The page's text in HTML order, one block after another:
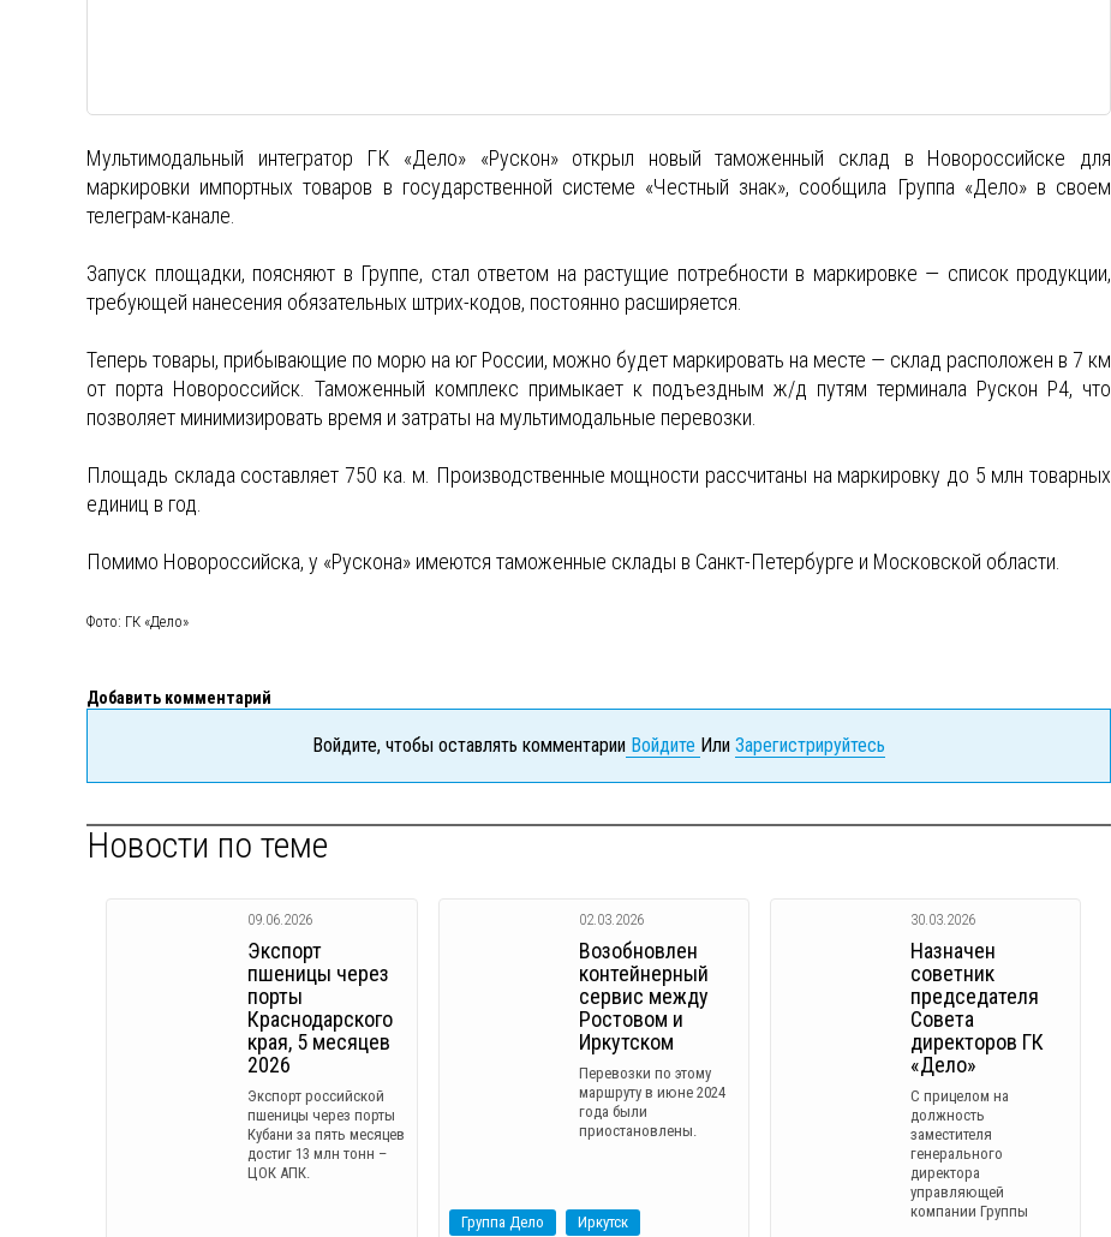
Мультимодальный интегратор ГК «Дело» «Рускон» открыл новый таможенный склад в Новороссийске для
маркировки импортных товаров в государственной системе «Честный знак», сообщила Группа «Дело» в своем
телеграм-канале.
Запуск площадки, поясняют в Группе, стал ответом на растущие потребности в маркировке — список продукции,
требующей нанесения обязательных штрих-кодов, постоянно расширяется.
Теперь товары, прибывающие по морю на юг России, можно будет маркировать на месте — склад расположен в 7 км
от порта Новороссийск. Таможенный комплекс примыкает к подъездным ж/д путям терминала Рускон Р4, что
позволяет минимизировать время и затраты на мультимодальные перевозки.
Площадь склада составляет 750 ка. м. Производственные мощности рассчитаны на маркировку до 5 млн товарных
единиц в год.
Помимо Новороссийска, у «Рускона» имеются таможенные склады в Санкт-Петербурге и Московской области.
Фото: ГК «Дело»
Добавить комментарий
Войдите, чтобы оставлять комментарии Войдите Или Зарегистрируйтесь
Новости по теме
09.06.2026
Экспорт
пшеницы через
порты
Краснодарского
края, 5 месяцев
2026
Экспорт российской
пшеницы через порты
Кубани за пять месяцев
достиг 13 млн тонн –
ЦОК АПК.
02.03.2026
Возобновлен
контейнерный
сервис между
Ростовом и
Иркутском
Перевозки по этому
маршруту в июне 2024
года были
приостановлены.
Группа Дело
Иркутск
30.03.2026
Назначен
советник
председателя
Совета
директоров ГК
«Дело»
С прицелом на
должность
заместителя
генерального
директора
управляющей
компании Группы